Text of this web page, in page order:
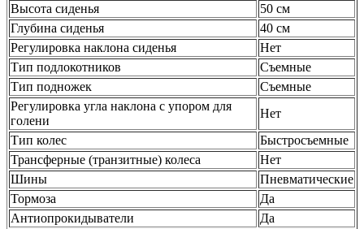
Высота сиденья
50 см
Глубина сиденья
40 см
Регулировка наклона сиденья
Нет
Тип подлокотников
Съемные
Тип подножек
Съемные
Регулировка угла наклона с упором для
голени
Нет
Тип колес
Быстросъемные
Трансферные (транзитные) колеса
Нет
Шины
Пневматические
Тормоза
Да
Антиопрокидыватели
Да